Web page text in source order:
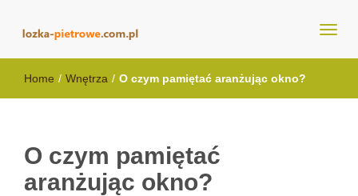
lozka-pietrowe.com.pl
Home / Wnętrza / O czym pamiętać aranżując okno?
O czym pamiętać
aranżując okno?